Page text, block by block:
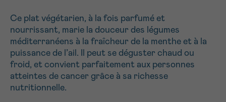
Ce plat végétarien, à la fois parfumé et
nourrissant, marie la douceur des légumes
méditerranéens à la fraîcheur de la menthe et à la
puissance de l’ail. Il peut se déguster chaud ou
froid, et convient parfaitement aux personnes
atteintes de cancer grâce à sa richesse
nutritionnelle.
PRÉNOM
Par téléphone
0800 15 801 lu-ve 9h à 18h
Via le formulaire de contact
Je souhaite être rappelé.e
RETOUR
9h-11h
13h-16h
16h-18h